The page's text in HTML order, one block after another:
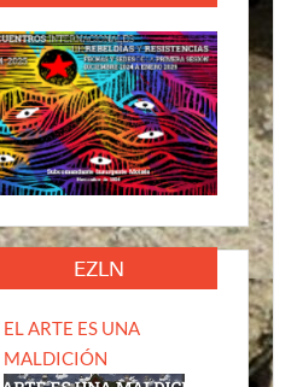
EZLN
EL ARTE ES UNA
MALDICIÓN